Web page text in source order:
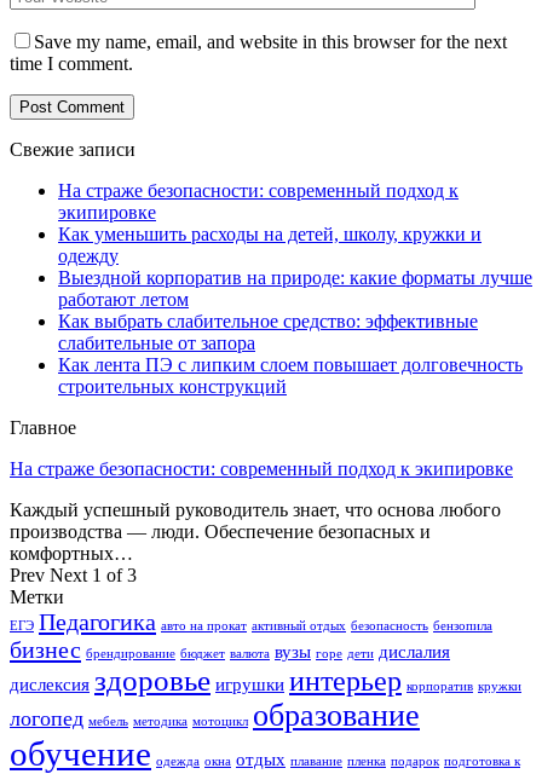
Save my name, email, and website in this browser for the next
time I comment.
Свежие записи
На страже безопасности: современный подход к
экипировке
Как уменьшить расходы на детей, школу, кружки и
одежду
Выездной корпоратив на природе: какие форматы лучше
работают летом
Как выбрать слабительное средство: эффективные
слабительные от запора
Как лента ПЭ с липким слоем повышает долговечность
строительных конструкций
Главное
На страже безопасности: современный подход к экипировке
Каждый успешный руководитель знает, что основа любого
производства — люди. Обеспечение безопасных и
комфортных…
Prev Next 1 of 3
Метки
ЕГЭ Педагогика авто на прокат активный отдых безопасность бензопила
бизнес брендирование бюджет валюта вузы горе дети дислалия
дислексия здоровье игрушки интерьер корпоратив кружки
логопед мебель методика мотоцикл образование
обучение одежда окна отдых плавание пленка подарок подготовка к